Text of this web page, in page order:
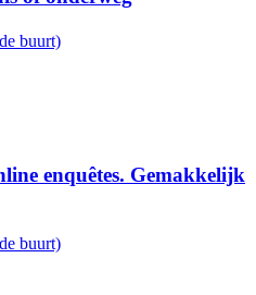
buurt)
enquêtes. Gemakkelijk
buurt)